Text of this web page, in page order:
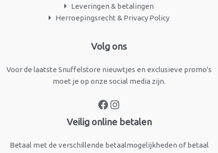
Leveringen & betalingen
Herroepingsrecht & Privacy Policy
Volg ons
Voor de laatste Snuffelstore nieuwtjes en exclusieve promo's
moet je op onze social media zijn.
Facebook
Veilig online betalen
Betaal met de verschillende betaalmogelijkheden of betaal